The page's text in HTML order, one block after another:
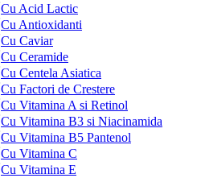
Cu Acid Lactic
Cu Antioxidanti
Cu Caviar
Cu Ceramide
Cu Centela Asiatica
Cu Factori de Crestere
Cu Vitamina A si Retinol
Cu Vitamina B3 si Niacinamida
Cu Vitamina B5 Pantenol
Cu Vitamina C
Cu Vitamina E